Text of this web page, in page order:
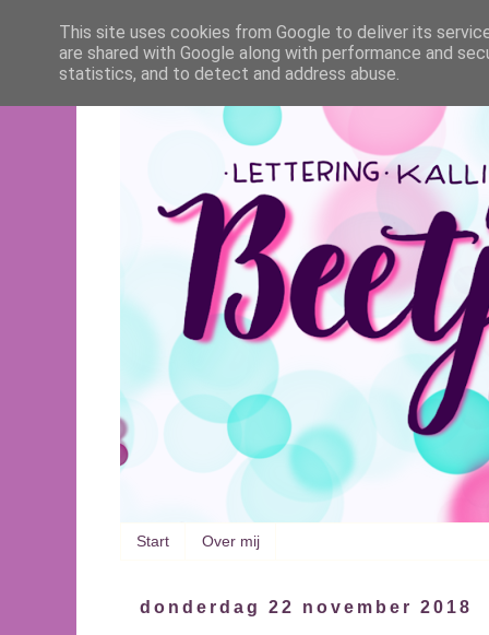
Start Over mij
donderdag 22 november 2018
This site uses cookies from Google to deliver its
are shared with Google along with performance and
statistics, and to detect and address abuse.